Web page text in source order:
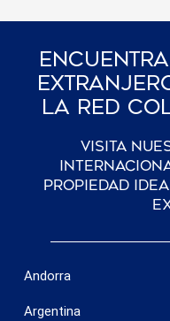
La Red
Visita
propiedad
Andorra
Argentina